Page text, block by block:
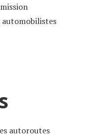
autoroutes